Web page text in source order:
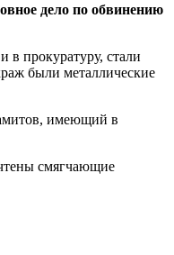
дело по обвинению
в прокуратуру, стали
были металлические
имеющий в
смягчающие